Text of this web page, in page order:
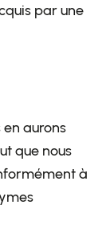
par une
aurons
que nous
à